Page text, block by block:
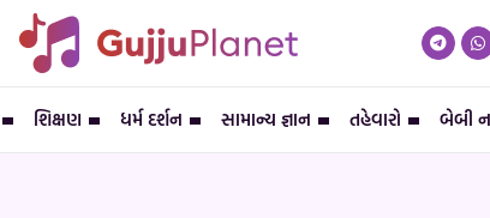
શિક્ષણ ધર્મ દર્શન સામાન્ય જ્ઞાન તહેવારો બેબી